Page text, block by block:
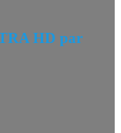
HD par